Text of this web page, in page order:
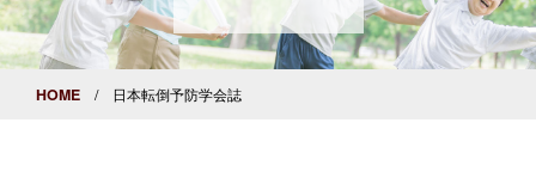
HOME / 日本転倒予防学会誌